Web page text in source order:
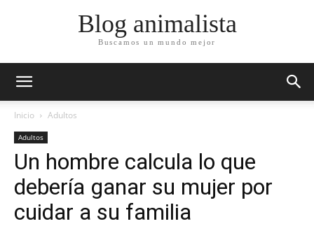
Blog animalista
Buscamos un mundo mejor
Inicio Adultos
Adultos
Un hombre calcula lo que
debería ganar su mujer por
cuidar a su familia